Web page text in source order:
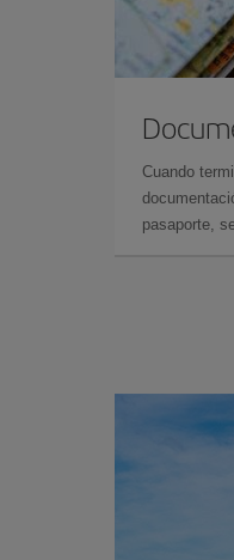
Cuando
pasaporte,